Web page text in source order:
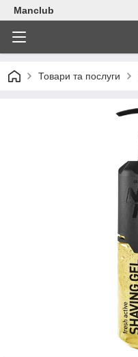
Manclub
Товари та послуги